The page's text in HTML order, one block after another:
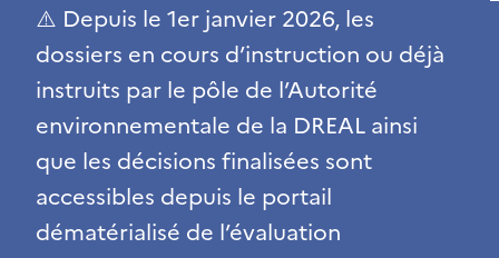
⚠️ Depuis le 1er janvier 2026, les
dossiers en cours d’instruction ou déjà
instruits par le pôle de l’Autorité
environnementale de la DREAL ainsi
que les décisions finalisées sont
accessibles depuis le portail
dématérialisé de l’évaluation